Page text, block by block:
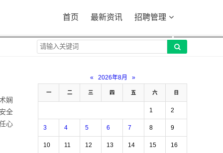
首页 最新资讯 招聘管理
娴
全
心
« 2026年8月 »
一 二 三 四 五 六 日
1 2
3 4 5 6 7 8 9
10 11 12 13 14 15 16